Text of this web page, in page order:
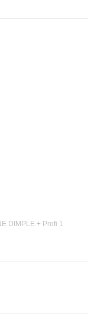
DIMPLE + Profi 1